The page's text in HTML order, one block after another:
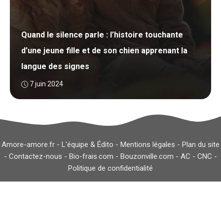
Quand le silence parle : l’histoire touchante
d’une jeune fille et de son chien apprenant la
langue des signes
7 juin 2024
Amore-amore.fr - L'équipe & Édito - Mentions légales - Plan du site
- Contactez-nous - Bio-frais.com - Bouzonville.com - AC - CNC -
Politique de confidentialité